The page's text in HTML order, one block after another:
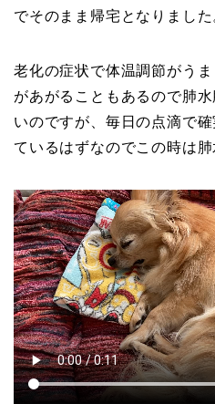
でそのまま帰宅となりました
老化の症状で体温調節がう
があがることもあるので肺
いのですが、毎日の点滴で
ているはずなのでこの時は肺